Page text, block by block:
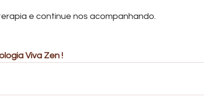
e continue nos acompanhando.
Viva Zen !